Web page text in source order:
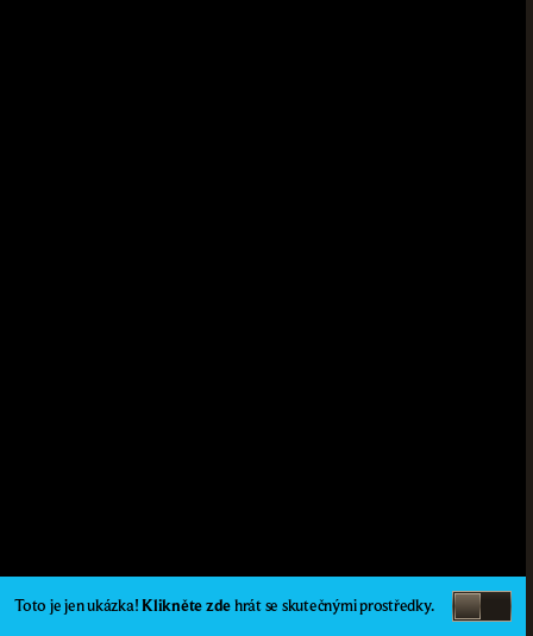
Toto je jen ukázka!Klikněte zdehrát se skutečnými prostředky.